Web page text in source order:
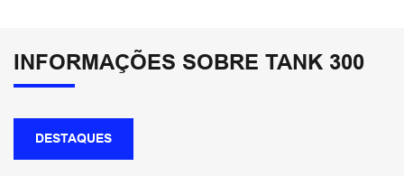
INFORMAÇÕES SOBRE TANK 300
DESTAQUES